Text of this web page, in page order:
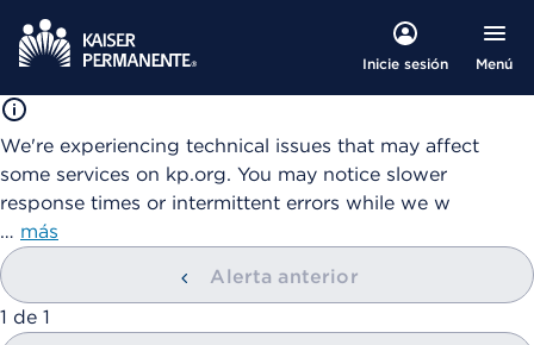
Inicie sesión Menú
We're experiencing technical issues that may affect
some services on kp.org. You may notice slower
response times or intermittent errors while we w
… más
Alerta anterior
mostrando
1 de 1